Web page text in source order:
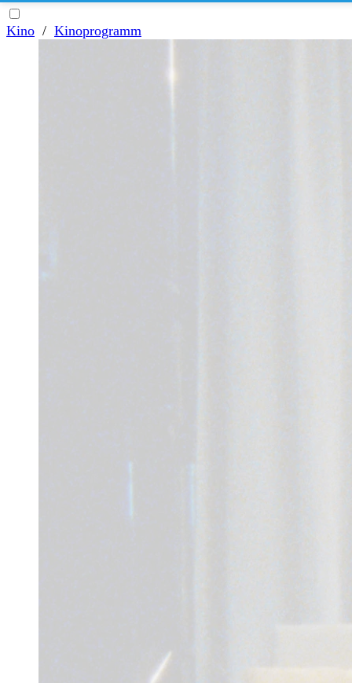
Kino / Kinoprogramm